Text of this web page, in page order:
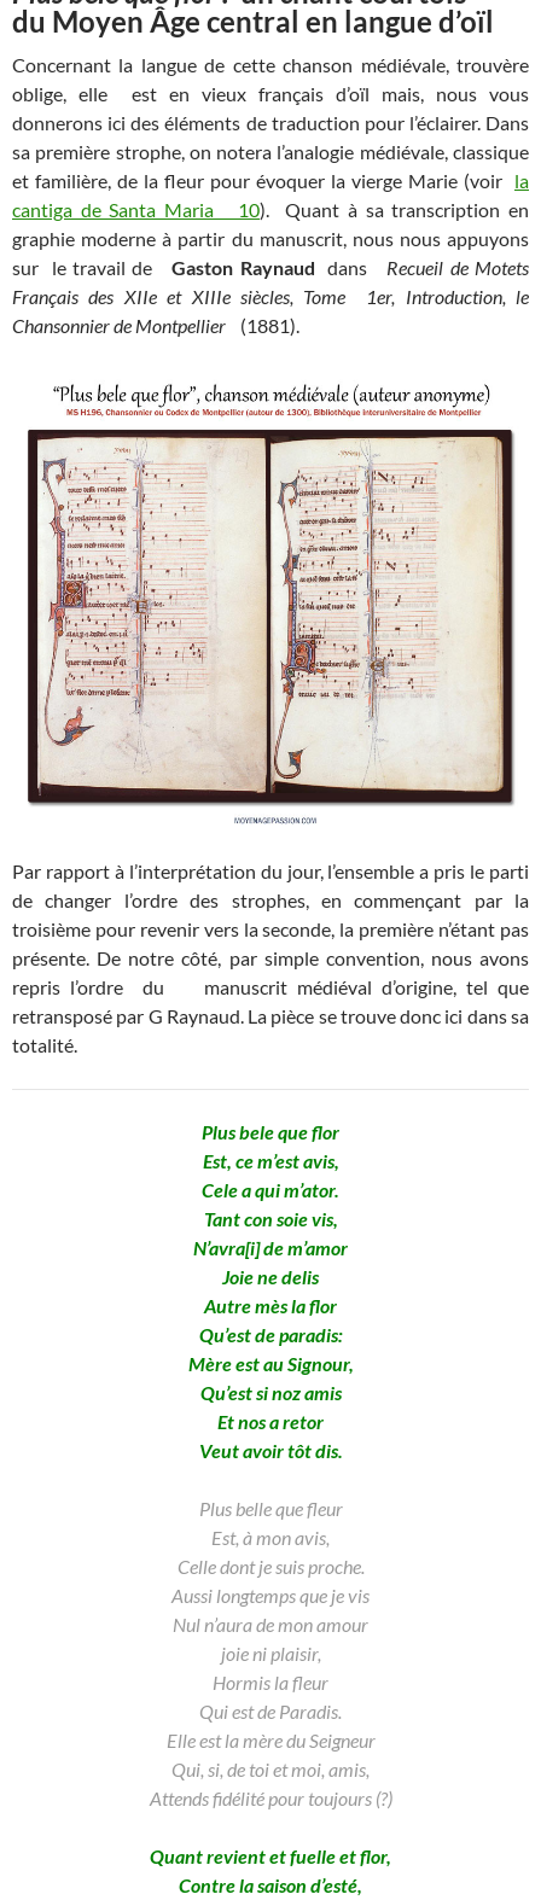
du Moyen Âge central en langue d’oïl
Concernant la langue de cette chanson médiévale, trouvère
oblige, elle est en vieux français d’oïl mais, nous vous
donnerons ici des éléments de traduction pour l’éclairer. Dans
sa première strophe, on notera l’analogie médiévale, classique
et familière, de la fleur pour évoquer la vierge Marie (voir la
cantiga de Santa Maria 10). Quant à sa transcription en
graphie moderne à partir du manuscrit, nous nous appuyons
sur le travail deGaston Raynaud dans Recueil de Motets
Français des XIIe et XIIIe siècles, Tome 1er, Introduction, le
Chansonnier de Montpellier
(1881).
Par rapport à l’interprétation du jour, l’ensemble a pris le parti
de changer l’ordre des strophes, en commençant par la
troisième pour revenir vers la seconde, la première n’étant pas
présente. De notre côté, par simple convention, nous avons
repris l’ordre du manuscrit médiéval d’origine, tel que
retransposé par G Raynaud. La pièce se trouve donc ici dans sa
totalité.
Plus bele que flor
Est, ce m’est avis,
Cele a qui m’ator.
Tant con soie vis,
N’avra[i] de m’amor
Joie ne delis
Autre mès la flor
Qu’est de paradis:
Mère est au Signour,
Qu’est si noz amis
Et nos a retor
Veut avoir tôt dis.
Plus belle que fleur
Est, à mon avis,
Celle dont je suis proche.
Aussi longtemps que je vis
Nul n’aura de mon amour
joie ni plaisir,
Hormis la fleur
Qui est de Paradis.
Elle est la mère du Seigneur
Qui, si, de toi et moi, amis,
Attends fidélité pour toujours (?)
Quant revient et fuelle et flor,
Contre la saison d’esté,